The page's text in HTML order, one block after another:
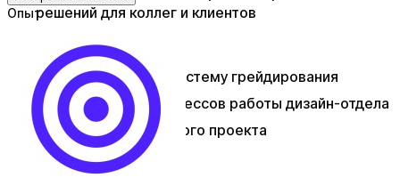
решений для коллег и клиентов
Помогу выстроить систему грейдирования
Проведу ревью процессов работы дизайн-отдела
Проведу аудит готового проекта
Опыт